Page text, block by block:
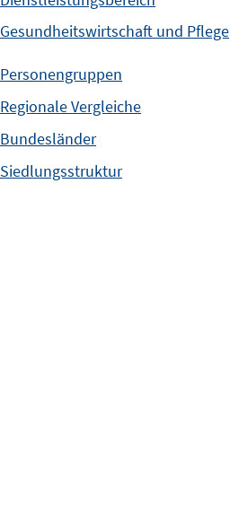
Gesundheitswirtschaft und Pflege
Personengruppen
Regionale Vergleiche
Bundesländer
Siedlungsstruktur